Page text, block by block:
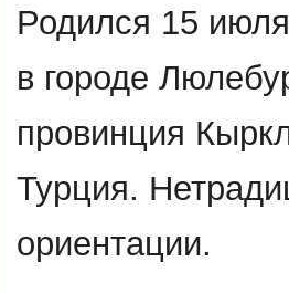
Родился 15
в городе
провинция
Турция.
ориентации.